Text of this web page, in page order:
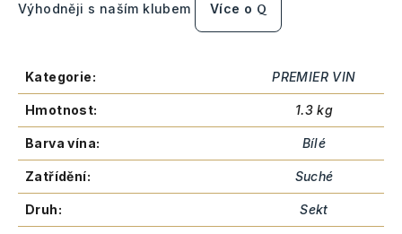
Výhodněji s naším klubem Více o Q
Kategorie: PREMIER VIN
Hmotnost: 1.3 kg
Barva vína: Bílé
Zatřídění: Suché
Druh: Sekt